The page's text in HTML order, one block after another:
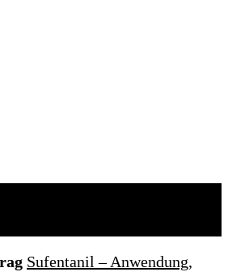
Sufentanil – Anwendung,